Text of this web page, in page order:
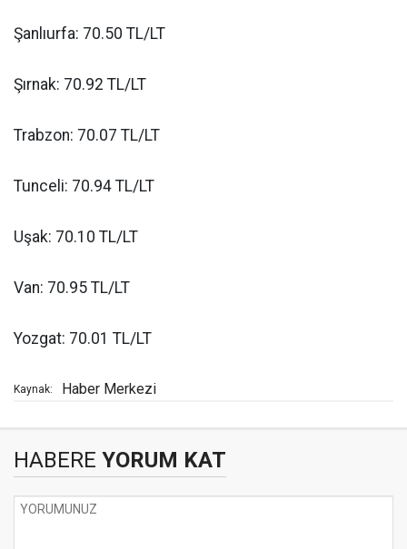
Şanlıurfa: 70.50 TL/LT
Şırnak: 70.92 TL/LT
Trabzon: 70.07 TL/LT
Tunceli: 70.94 TL/LT
Uşak: 70.10 TL/LT
Van: 70.95 TL/LT
Yozgat: 70.01 TL/LT
Kaynak: Haber Merkezi
HABERE YORUM KAT